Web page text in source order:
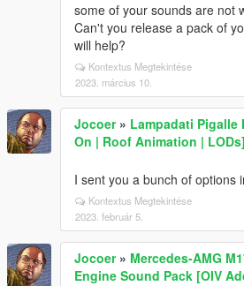
some of your sounds are not
Can't you release a pack of
will help?
Kontextus Megtekintése
2023. március 10.
Jocoer» Lampadati Pigalle
On | Roof Animation | LODs]
I sent you a bunch of options
Kontextus Megtekintése
2023. február 5.
Jocoer» Mercedes-AMG
Engine Sound Pack [OIV